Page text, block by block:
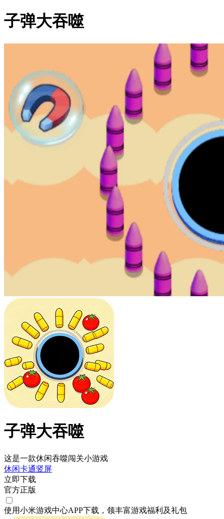
子弹大吞噬
子弹大吞噬
这是一款休闲吞噬闯关小游戏
休闲卡通竖屏
立即下载
官方正版
使用小米游戏中心APP下载 ，领丰富游戏福利 及礼包